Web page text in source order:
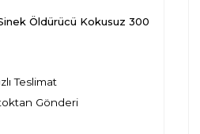
Öldürücü Kokusuz 300
Teslimat
Gönderi